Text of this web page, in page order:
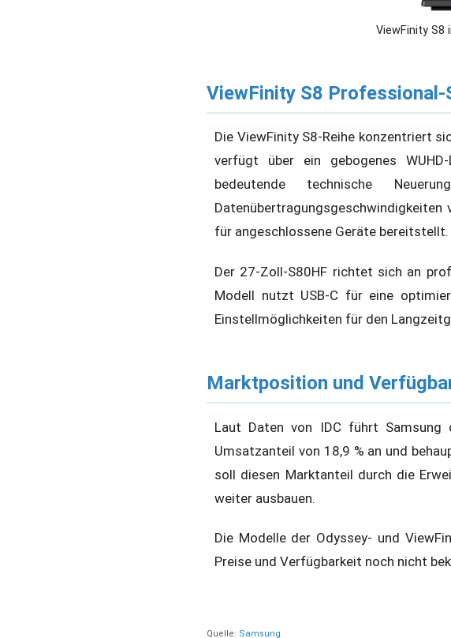
ViewFinity S8
ViewFinity S8 Professional-
Die ViewFinity S8-Reihe konzentriert
verfügt über ein gebogenes
bedeutende technische
für angeschlossene Geräte bereitstellt.
Der 27-Zoll-S80HF richtet sich an
Modell nutzt USB-C für eine
Einstellmöglichkeiten für den
Marktposition und
Laut Daten von IDC führt
Umsatzanteil von 18,9 % an und
soll diesen Marktanteil durch die
weiter ausbauen.
Die Modelle der Odyssey- und
Preise und Verfügbarkeit noch nicht
Quelle: Samsung